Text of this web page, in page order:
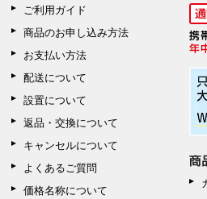
ご利用ガイド
商品のお申し込み方法
お支払い方法
配送について
設置について
返品・交換について
キャンセルについて
よくあるご質問
価格名称について